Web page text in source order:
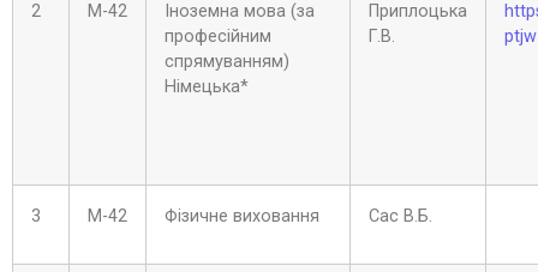
2 М-42
Іноземна мова (за
професійним
спрямуванням)
Німецька*
Приплоцька
Г.В.
3 М-42 Фізичне виховання Сас В.Б.